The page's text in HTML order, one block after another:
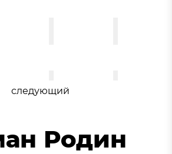
следующий
Родин